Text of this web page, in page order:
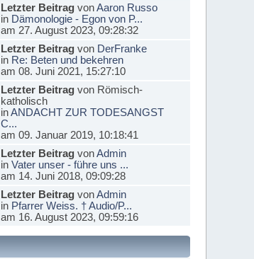
Letzter BeitragvonAaron Russo
in Dämonologie - Egon von P...
am 27. August 2023, 09:28:32
Letzter Beitragvon DerFranke
in Re: Beten und bekehren
am 08. Juni 2021, 15:27:10
Letzter Beitragvon Römisch-
katholisch
inANDACHT ZUR TODESANGST
C...
am 09. Januar 2019, 10:18:41
Letzter BeitragvonAdmin
in Vater unser - führe uns ...
am 14. Juni 2018, 09:09:28
Letzter BeitragvonAdmin
in Pfarrer Weiss. † Audio/P...
am 16. August 2023, 09:59:16